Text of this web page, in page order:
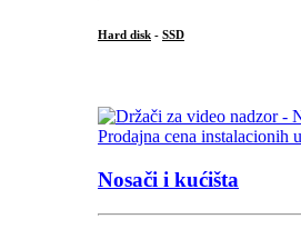
Hard disk - SSD
Nosači i kućišta